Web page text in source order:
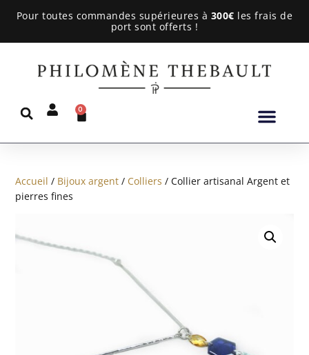
Pour toutes commandes supérieures à 300€ les frais de
port sont offerts !
0
Accueil / Bijoux argent / Colliers / Collier artisanal Argent et
pierres fines